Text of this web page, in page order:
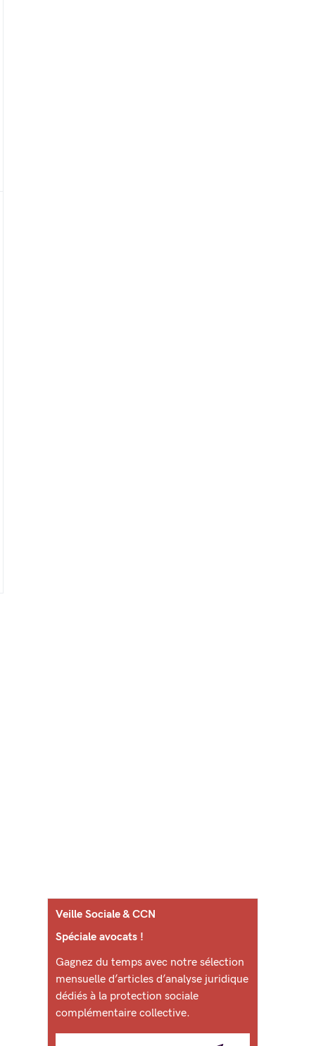
Veille Sociale & CCN
Spéciale avocats !
Gagnez du temps avec notre sélection
mensuelle d’articles d’analyse juridique
dédiés à la protection sociale
complémentaire collective.